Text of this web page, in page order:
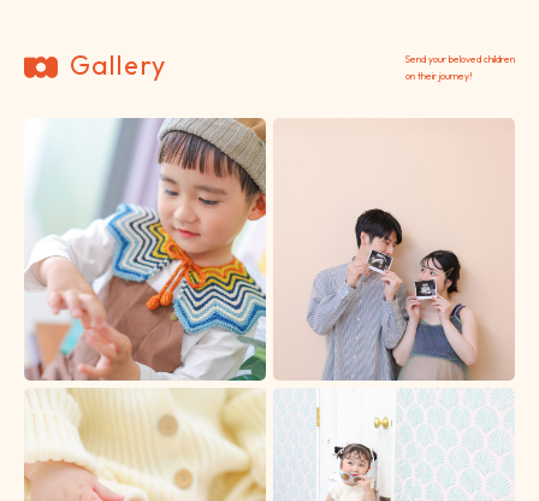
Gallery
Send your beloved children
on their journey!